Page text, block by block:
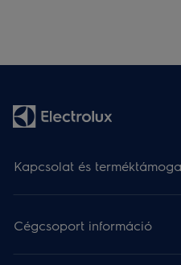
Kapcsolat és
Cégcsoport információ